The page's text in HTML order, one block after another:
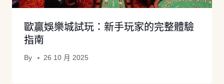
歐贏娛樂城試玩：新手玩家的完整體驗
指南
By 26 10 月 2025